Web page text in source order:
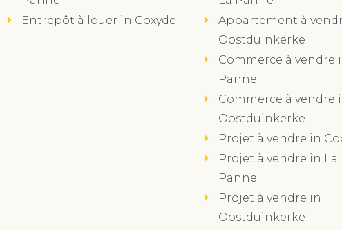
Entrepôt à louer in Coxyde
Appartement à
Oostduinkerke
Commerce à vendre
Panne
Commerce à vendre
Oostduinkerke
Projet à vendre in
Projet à vendre in La
Panne
Projet à vendre in
Oostduinkerke